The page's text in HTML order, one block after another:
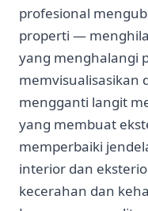
profesional
properti —
yang menghalangi
memvisualisasikan
mengganti langit
yang membuat
memperbaiki
interior dan
kecerahan dan